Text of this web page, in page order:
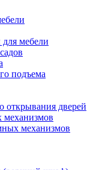
мебели
подъема
открывания дверей
механизмов
механизмов